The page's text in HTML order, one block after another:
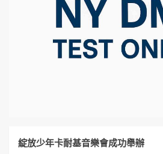
綻放少年卡耐基音樂會成功舉辦